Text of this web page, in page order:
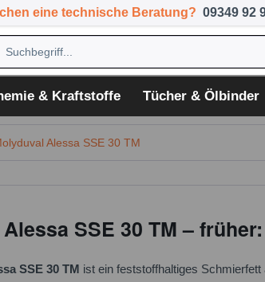
eine technische Beratung? 09349 92
& Kraftstoffe Tücher & Ölbinder
Alessa SSE 30 TM
SSE 30 TM –
SSE 30 TM ist ein feststoffhaltiges